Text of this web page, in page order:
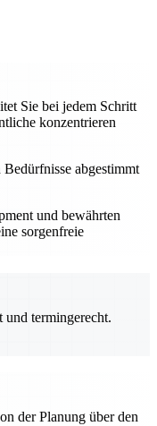
Sie bei jedem Schritt
konzentrieren
abgestimmt
und bewährten
sorgenfreie
und termingerecht.
der Planung über den